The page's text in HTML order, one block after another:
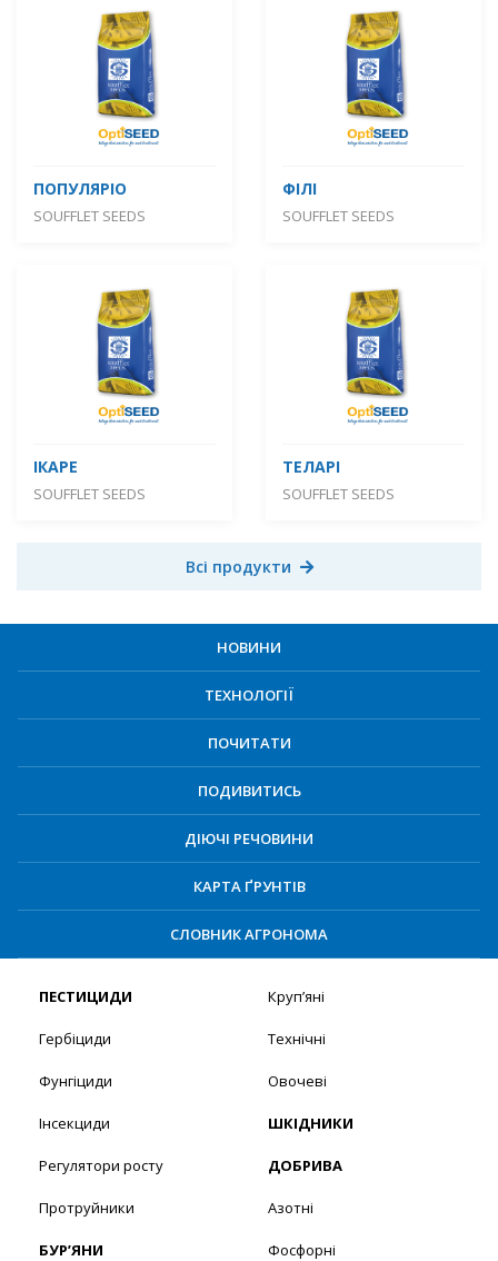
ПОПУЛЯРІО
SOUFFLET SEEDS
ФІЛІ
SOUFFLET SEEDS
ІКАРЕ
SOUFFLET SEEDS
ТЕЛАРІ
SOUFFLET SEEDS
Всі продукти
НОВИНИ
ТЕХНОЛОГІЇ
ПОЧИТАТИ
ПОДИВИТИСЬ
ДІЮЧІ РЕЧОВИНИ
КАРТА ҐРУНТІВ
СЛОВНИК АГРОНОМА
ПЕСТИЦИДИ
Гербіциди
Фунгіциди
Інсекциди
Регулятори росту
Протруйники
БУР’ЯНИ
Круп’яні
Технічні
Овочеві
ШКІДНИКИ
ДОБРИВА
Азотні
Фосфорні